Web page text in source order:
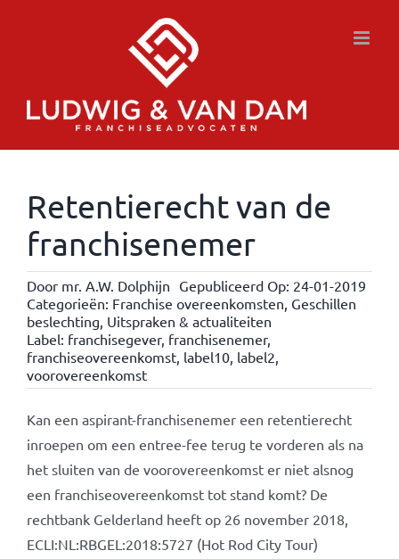
Retentierecht van de
franchisenemer
Door mr. A.W. Dolphijn Gepubliceerd Op: 24-01-2019
Categorieën: Franchise overeenkomsten, Geschillen
beslechting, Uitspraken & actualiteiten
Label: franchisegever, franchisenemer,
franchiseovereenkomst, label10, label2,
voorovereenkomst
Kan een aspirant-franchisenemer een retentierecht
inroepen om een entree-fee terug te vorderen als na
het sluiten van de voorovereenkomst er niet alsnog
een franchiseovereenkomst tot stand komt? De
rechtbank Gelderland heeft op 26 november 2018,
ECLI:NL:RBGEL:2018:5727 (Hot Rod City Tour)